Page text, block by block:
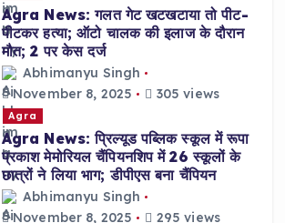
Agra News: गलत गेट खटखटाया तो पीट-
पीटकर हत्या; ऑटो चालक की इलाज के दौरान
मौत; 2 पर केस दर्ज
Abhimanyu Singh
November 8, 2025
305 views
Agra
Agra News: प्रिल्यूड पब्लिक स्कूल में रूपा
प्रकाश मेमोरियल चैंपियनशिप में 26 स्कूलों के
छात्रों ने लिया भाग; डीपीएस बना चैंपियन
Abhimanyu Singh
November 8, 2025
295 views